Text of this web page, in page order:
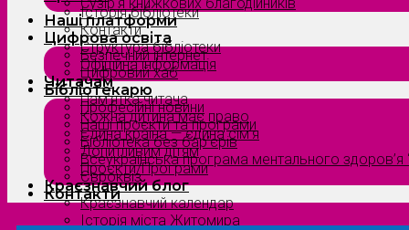
Історія бібліотеки
Контакти
Структура бібліотеки
Офіційна інформація
Читачам
Пам’ятка читача
Кожна дитина має право
Єдина країна — єдина сім’я
Допитливим дітям
Проєкти/Програми
Краєзнавчий блог
Краєзнавчий календар
Історія міста Житомира
Наші платформи
Цифрова освіта
Безпечний інтернет
Цифровий хаб
Бібліотекарю
Професійні новини
Наші проєкти та програми
Бібліотека без бар’єрів
Всеукраїнська програма ментального здоров’я
Євроквіз
Контакти